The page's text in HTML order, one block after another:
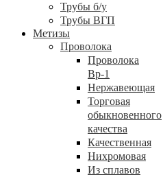
Трубы б/у
Трубы ВГП
Метизы
Проволока
Проволока
Вр-1
Нержавеющая
Торговая
обыкновенного
качества
Качественная
Нихромовая
Из сплавов